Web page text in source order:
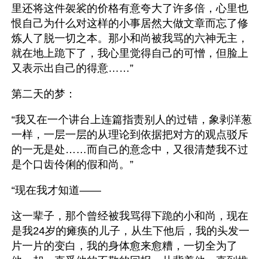
里还将这件袈裟的价格有意夸大了许多倍，心里也
恨自己为什么对这样的小事居然大做文章而忘了修
炼人了脱一切之本。那小和尚被我骂的六神无主，
就在地上跪下了，我心里觉得自己的可憎，但脸上
又表示出自己的得意……”
第二天的梦：
“我又在一个讲台上连篇指责别人的过错，象剥洋葱
一样，一层一层的从理论到依据把对方的观点驳斥
的一无是处……而自己的意念中，又很清楚我不过
是个口齿伶俐的假和尚。”
“现在我才知道——
这一辈子，那个曾经被我骂得下跪的小和尚，现在
是我24岁的瘫痪的儿子，从生下他后，我的头发一
片一片的变白，我的身体愈来愈糟，一切全为了